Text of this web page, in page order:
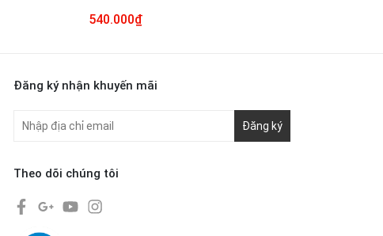
540.000₫
Đăng ký nhận khuyến mãi
Đăng ký
Theo dõi chúng tôi